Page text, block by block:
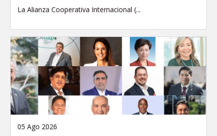
La Alianza Cooperativa Internacional (...
05 Ago 2026